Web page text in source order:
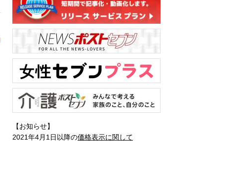
【お知らせ】
2021年4月1日以降の価格表示に関して